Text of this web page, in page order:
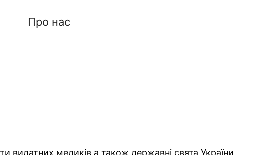
Про нас
видатних медиків а також державні свята України.